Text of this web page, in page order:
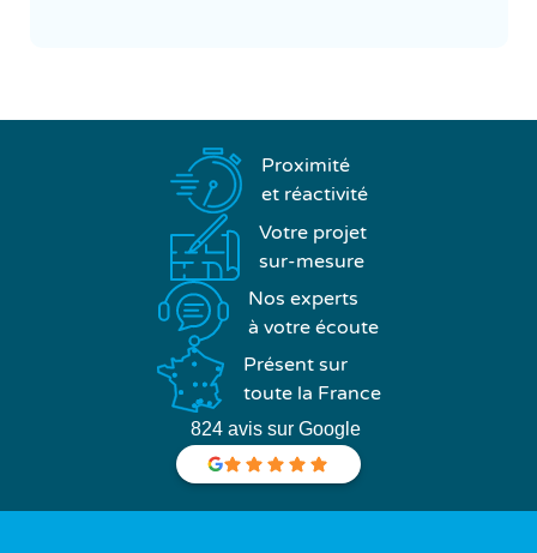
Proximité
et réactivité
Votre projet
sur-mesure
Nos experts
à votre écoute
Présent sur
toute la France
824 avis sur Google